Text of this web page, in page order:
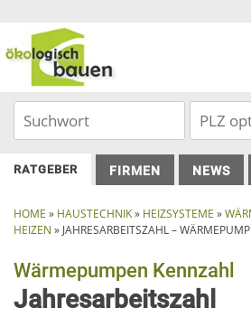
to
content
RATGEBER FIRMEN NEWS
HOME » HAUSTECHNIK» HEIZSYSTEME »
HEIZEN » JAHRESARBEITSZAHL –
Wärmepumpen Kennzahl
Jahresarbeitszahl